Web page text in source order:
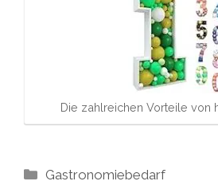
Die zahlreichen Vorteile von
Kategorien
Gastronomiebedarf